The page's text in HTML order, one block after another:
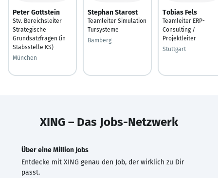
Peter Gottstein
Stv. Bereichsleiter
Strategische
Grundsatzfragen (in
Stabsstelle KS)
München
Stephan Starost
Teamleiter Simulation
Türsysteme
Bamberg
Tobias Fels
Teamleiter ERP-
Consulting /
Projektleiter
Stuttgart
XING – Das Jobs-Netzwerk
Über eine Million Jobs
Entdecke mit XING genau den Job, der wirklich zu Dir
passt.